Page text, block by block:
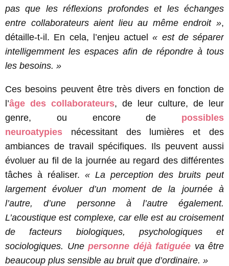
pas que les réflexions profondes et les échanges
entre collaborateurs aient lieu au même endroit »,
détaille-t-il. En cela, l’enjeu actuel« est de séparer
intelligemment les espaces afin de répondre à tous
les besoins. »
Ces besoins peuvent être très divers en fonction de
l’âge des collaborateurs, de leur culture, de leur
genre, ou encore de possibles
neuroatypies nécessitant des lumières et des
ambiances de travail spécifiques. Ils peuvent aussi
évoluer au fil de la journée au regard des différentes
tâches à réaliser. « La perception des bruits peut
largement évoluer d’un moment de la journée à
l’autre, d’une personne à l’autre également.
L’acoustique est complexe, car elle est au croisement
de facteurs biologiques, psychologiques et
sociologiques. Une personne déjà fatiguée va être
beaucoup plus sensible au bruit que d’ordinaire. »